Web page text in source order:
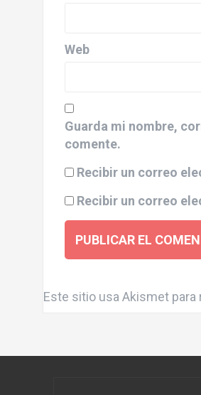
Web
Guarda mi nombre,
comente.
Recibir un correo
Recibir un correo
l
Este sitio usa Akismet para